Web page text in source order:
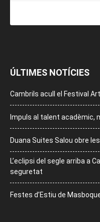
ÚLTIMES NOTÍCIES
Cambrils acull el Festival
Impuls al talent acadèmic,
Duana Suites Salou obre
L’eclipsi del segle arriba a
seguretat
Festes d’Estiu de